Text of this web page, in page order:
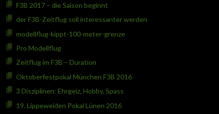
F3B 2017 – die Saison beginnt
der F3B-Zeitflug soll interessanter werden
modellflug-kippt-100-meter-grenze
Pro Modellflug
Zeitflug im F3B – Duration
Oktoberfestpokal München F3B 2016
3 Disziplinen: Ehrgeiz, Hobby, Spass
19. Lippeweiden Pokal Lünen 2016